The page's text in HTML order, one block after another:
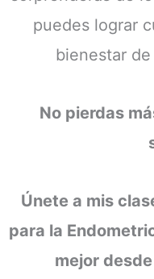
puedes lograr
bienestar
No pierdas
Únete a mis
para la
mejor